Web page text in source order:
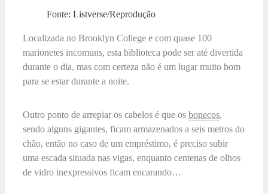
Fonte: Listverse/Reprodução
Localizada no Brooklyn College e com quase 100
marionetes incomuns, esta biblioteca pode ser até divertida
durante o dia, mas com certeza não é um lugar muito bom
para se estar durante a noite.
Outro ponto de arrepiar os cabelos é que os bonecos,
sendo alguns gigantes, ficam armazenados a seis metros do
chão, então no caso de um empréstimo, é preciso subir
uma escada situada nas vigas, enquanto centenas de olhos
de vidro inexpressivos ficam encarando…